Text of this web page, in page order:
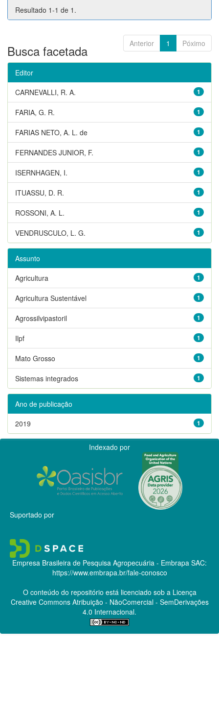
Resultado 1-1 de 1.
Anterior 1 Póximo
Busca facetada
Editor
1
CARNEVALLI, R. A.
1
FARIA, G. R.
1
FARIAS NETO, A. L. de
1
FERNANDES JUNIOR, F.
1
ISERNHAGEN, I.
1
ITUASSU, D. R.
1
ROSSONI, A. L.
1
VENDRUSCULO, L. G.
Assunto
1
Agricultura
1
Agricultura Sustentável
1
Agrossilvipastoril
1
Ilpf
1
Mato Grosso
1
Sistemas integrados
Ano de publicação
1
2019
Indexado por
Suportado por
Empresa Brasileira de Pesquisa Agropecuária - Embrapa SAC:
https://www.embrapa.br/fale-conosco
O conteúdo do repositório está licenciado sob a Licença
Creative CommonsAtribuição - NãoComercial - SemDerivações
4.0 Internacional.